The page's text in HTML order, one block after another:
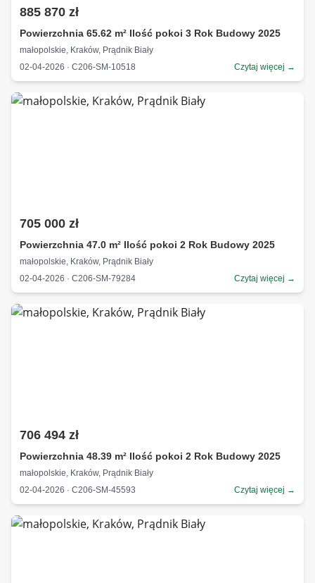
885 870 zł
Powierzchnia 65.62 m² Ilość pokoi 3 Rok Budowy 2025
małopolskie, Kraków, Prądnik Biały
02-04-2026 · C206-SM-10518
Czytaj więcej →
705 000 zł
Powierzchnia 47.0 m² Ilość pokoi 2 Rok Budowy 2025
małopolskie, Kraków, Prądnik Biały
02-04-2026 · C206-SM-79284
Czytaj więcej →
706 494 zł
Powierzchnia 48.39 m² Ilość pokoi 2 Rok Budowy 2025
małopolskie, Kraków, Prądnik Biały
02-04-2026 · C206-SM-45593
Czytaj więcej →